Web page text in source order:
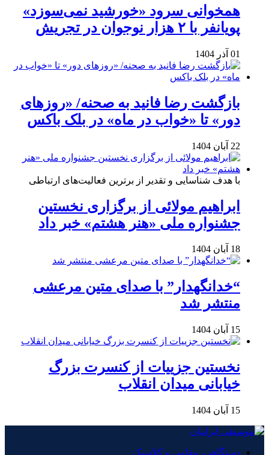
همخوانی سرود «خورشید نمی‌سوزد»
پویانفر با ۲ هزار نوجوان در تجریش
01 آذر 1404
بازگشت رضا فانید به صحنه/ «روزهای
دور» تا «خواب در ماه» در بلک باکس
22 آبان 1404
با هدف شناسایی و تقدیر از برترین فعالیت‌های ارتباطی
ابراهیم مولائی از برگزاری نخستین
جشنواره ملی «هنر هشتم» خبر داد
18 آبان 1404
“خدانگهدار” با صدای متین مرعشی
منتشر شد
15 آبان 1404
نخستین جزییات از کنسرت بزرگ
خیابانی میدان انقلاب
15 آبان 1404
دستگاهی، مقامی و کلاسیک